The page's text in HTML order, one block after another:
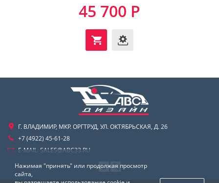
45 700 Р
Г. ВЛАДИМИР, МКР. ОРГТРУД, УЛ. ОКТЯБРЬСКАЯ, Д. 26
+7 (4922) 45-61-28
E-MAIL: SALES@ABC33.RU
Нажимая "принять" или продолжая просмотр
сайта,